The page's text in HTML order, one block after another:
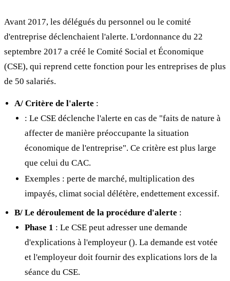
Avant 2017, les délégués du personnel ou le comité
d'entreprise déclenchaient l'alerte. L'ordonnance du 22
septembre 2017 a créé le Comité Social et Économique
(CSE), qui reprend cette fonction pour les entreprises de plus
de 50 salariés.
A/ Critère de l'alerte :
: Le CSE déclenche l'alerte en cas de "faits de nature à
affecter de manière préoccupante la situation
économique de l'entreprise". Ce critère est plus large
que celui du CAC.
Exemples : perte de marché, multiplication des
impayés, climat social délétère, endettement excessif.
B/ Le déroulement de la procédure d'alerte :
Phase 1 : Le CSE peut adresser une demande
d'explications à l'employeur (). La demande est votée
et l'employeur doit fournir des explications lors de la
séance du CSE.